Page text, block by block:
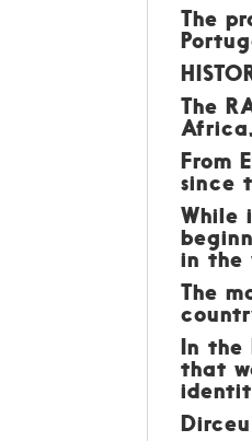
The
The
From
since
While
in the
The
In the
that